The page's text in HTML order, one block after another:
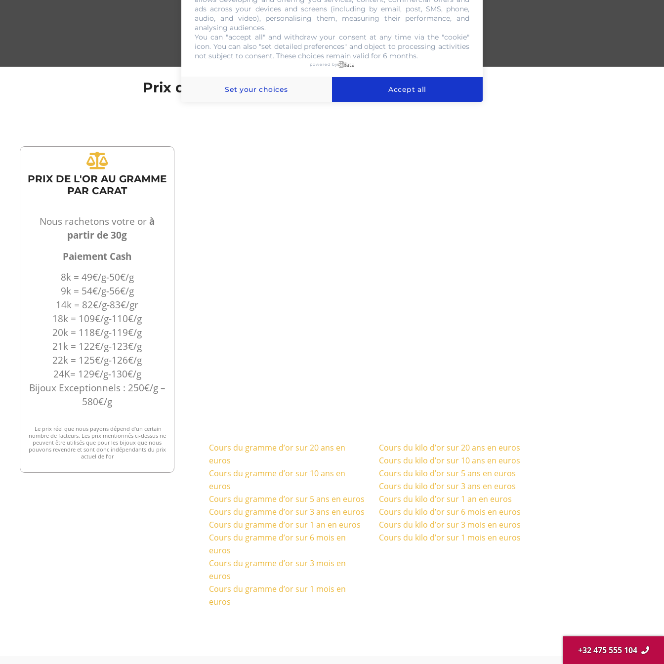
NOUS CONTACTER
Prix de l'or au gramme à Saint-Étienne
PRIX DE L'OR AU GRAMME
PAR CARAT
Nous rachetons votre orà
partir de 30g
Paiement Cash
8k = 49€/g-50€/g
9k = 54€/g-56€/g
14k = 82€/g-83€/gr
18k = 109€/g-110€/g
20k = 118€/g-119€/g
21k = 122€/g-123€/g
22k = 125€/g-126€/g
24K= 129€/g-130€/g
Bijoux Exceptionnels : 250€/g –
580€/g
Le prix réel que nous payons dépend d’un certain
nombre de facteurs. Les prix mentionnés ci-dessus ne
peuvent être utilisés que pour les bijoux que nous
pouvons revendre et sont donc indépendants du prix
actuel de l’or
Cours du gramme d’or sur 20 ans en
euros
Cours du gramme d’or sur 10 ans en
euros
Cours du gramme d’or sur 5 ans en euros
Cours du gramme d’or sur 3 ans en euros
Cours du gramme d’or sur 1 an en euros
Cours du gramme d’or sur 6 mois en
euros
Cours du gramme d’or sur 3 mois en
euros
Cours du gramme d’or sur 1 mois en
euros
Cours du kilo d’or sur 20 ans en euros
Cours du kilo d’or sur 10 ans en euros
Cours du kilo d’or sur 5 ans en euros
Cours du kilo d’or sur 3 ans en euros
Cours du kilo d’or sur 1 an en euros
Cours du kilo d’or sur 6 mois en euros
Cours du kilo d’or sur 3 mois en euros
Cours du kilo d’or sur 1 mois en euros
+32 475 555 104
ads across your devices and screens (including by email, post, SMS, phone,
audio, and video), personalising them, measuring their performance, and
analysing audiences.
You can "accept all" and withdraw your consent at any time via the "cookie"
icon. You can also "set detailed preferences" and object to processing activities
not subject to consent. These choices remain valid for 6 months.
powered by
Set your choices Accept all